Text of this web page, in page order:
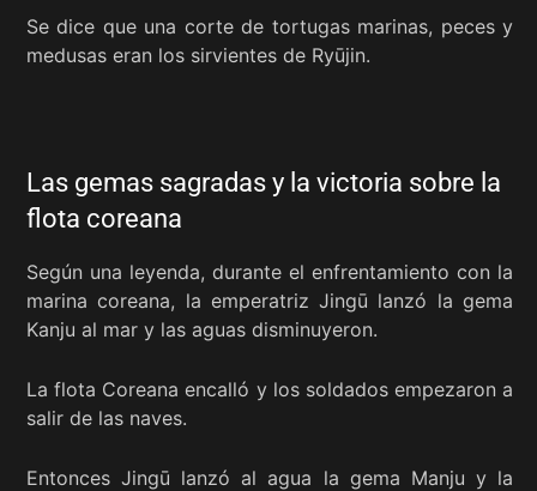
Se dice que una corte de tortugas marinas, peces y
medusas eran los sirvientes de Ryūjin.
Las gemas sagradas y la victoria sobre la
flota coreana
Según una leyenda, durante el enfrentamiento con la
marina coreana, la emperatriz Jingū lanzó la gema
Kanju al mar y las aguas disminuyeron.
La flota Coreana encalló y los soldados empezaron a
salir de las naves.
Entonces Jingū lanzó al agua la gema Manju y la